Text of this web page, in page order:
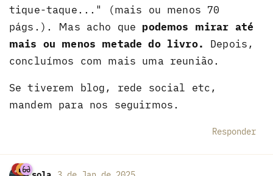
tique-taque..." (mais ou menos 70
págs.). Mas acho que podemos mirar até
mais ou menos metade do livro.
Depois,
concluímos com mais uma reunião.
Se tiverem blog, rede social etc,
mandem para nos seguirmos.
Responder